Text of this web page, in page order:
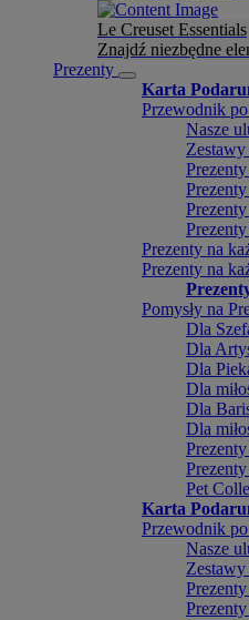
Le Creuset Essentials
Znajdź niezbędne
Prezenty
Karta
Przewodnik
Nasze
Prezenty na
Prezenty na
Pomysły na
Dla
Dla
Dla
Dla
Dla
Dla
Pet
Karta
Przewodnik
Nasze